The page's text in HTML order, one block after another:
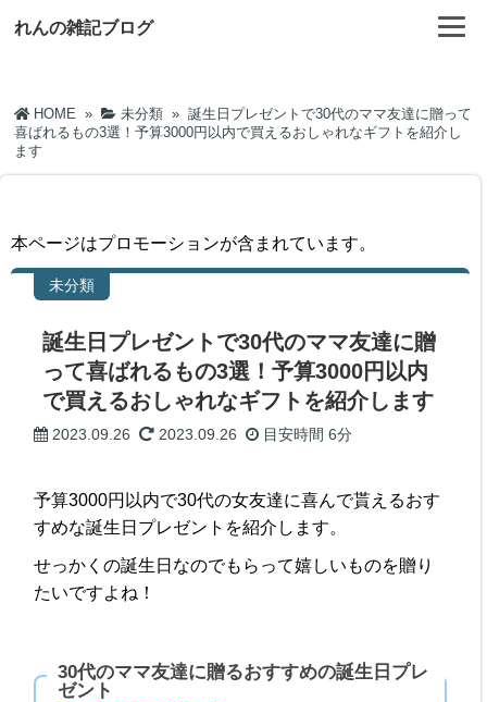
れんの雑記ブログ
HOME » 未分類 » 誕生日プレゼントで30代のママ友達に贈って
喜ばれるもの3選！予算3000円以内で買えるおしゃれなギフトを紹介し
ます
本ページはプロモーションが含まれています。
未分類
誕生日プレゼントで30代のママ友達に贈
って喜ばれるもの3選！予算3000円以内
で買えるおしゃれなギフトを紹介します
2023.09.26 2023.09.26 目安時間6分
予算3000円以内で30代の女友達に喜んで貰えるおす
すめな誕生日プレゼントを紹介します。
せっかくの誕生日なのでもらって嬉しいものを贈り
たいですよね！
30代のママ友達に贈るおすすめの誕生日プレ
ゼント